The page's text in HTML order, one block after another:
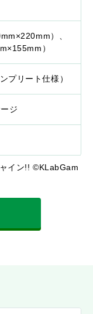
）、
）
プリート仕様）
ジ
イン!! ©KLabGam